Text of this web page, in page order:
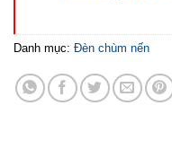
Danh mục: Đèn chùm nến